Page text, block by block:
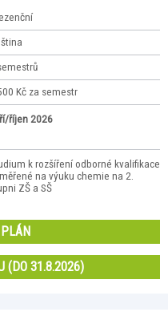
Kč za semestr
říjen 2026
k rozšíření odborné kvalifikace
na výuku chemie na 2.
ZŠ a SŠ
(DO 31.8.2026)